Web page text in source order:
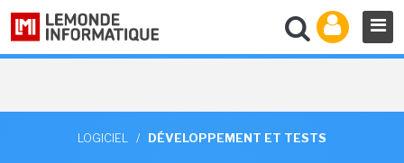
LOGICIEL / DÉVELOPPEMENT ET TESTS